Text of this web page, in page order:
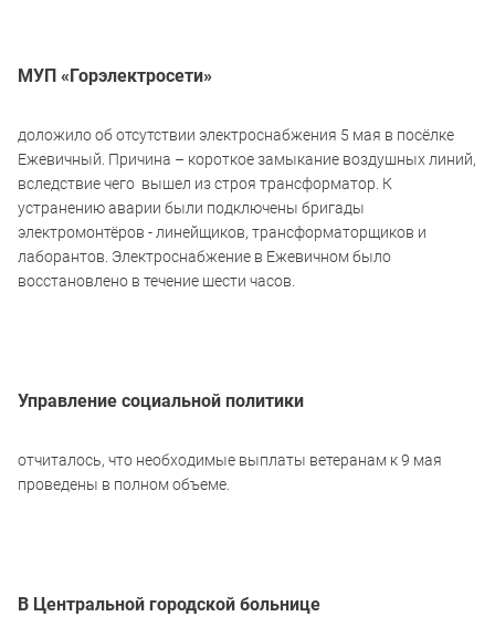
МУП «Горэлектросети»
доложило об отсутствии электроснабжения 5 мая в посёлке
Ежевичный. Причина – короткое замыкание воздушных линий,
вследствие чего вышел из строя трансформатор. К
устранению аварии были подключены бригады
электромонтёров - линейщиков, трансформаторщиков и
лаборантов. Электроснабжение в Ежевичном было
восстановлено в течение шести часов.
Управление социальной политики
отчиталось, что необходимые выплаты ветеранам к 9 мая
проведены в полном объеме.
В Центральной городской больнице